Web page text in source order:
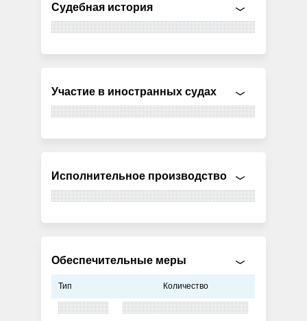
Судебная история
Участие в иностранных судах
Исполнительное производство
Обеспечительные меры
Тип Количество